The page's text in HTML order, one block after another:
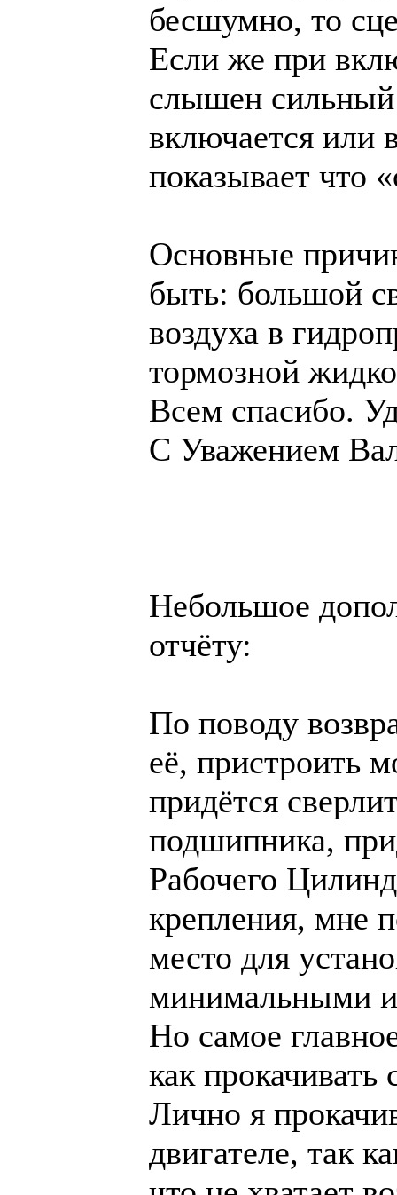
бесшумно, то
Если же при
слышен
включается или
показывает что
Основные
быть: большой
воздуха в
тормозной
Всем спасибо.
С Уважением
Небольшое
отчёту:
По поводу
её, пристроить
придётся
подшипника,
Рабочего
крепления, мне
место для
минимальными
Но самое
как прокачивать
Лично я
двигателе, так